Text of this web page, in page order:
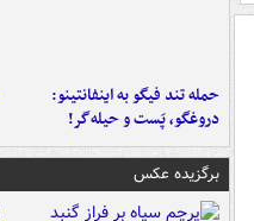
حمله تند فیگو به اینفانتینو:
دروغگو، پَست‌ و حیله‌گر!
برگزیده عکس